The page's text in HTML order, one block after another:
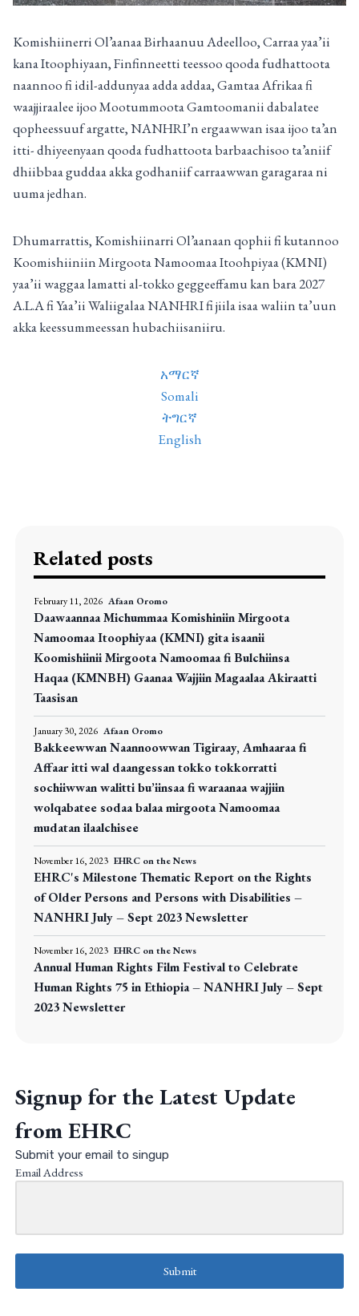
Komishiinerri Ol’aanaa Birhaanuu Adeelloo, Carraa yaa’ii
kana Itoophiyaan, Finfinneetti teessoo qooda fudhattoota
naannoo fi idil-addunyaa adda addaa, Gamtaa Afrikaa fi
waajjiraalee ijoo Mootummoota Gamtoomanii dabalatee
qopheessuuf argatte, NANHRI’n ergaawwan isaa ijoo ta’an
itti- dhiyeenyaan qooda fudhattoota barbaachisoo ta’aniif
dhiibbaa guddaa akka godhaniif carraawwan garagaraa ni
uuma jedhan.
Dhumarrattis, Komishiinarri Ol’aanaan qophii fi kutannoo
Koomishiiniin Mirgoota Namoomaa Itoohpiyaa (KMNI)
yaa’ii waggaa lamatti al-tokko geggeeffamu kan bara 2027
A.L.A fi Yaa’ii Waliigalaa NANHRI fi jiila isaa waliin ta’uun
akka keessummeessan hubachiisaniiru.
አማርኛ
Somali
ትግርኛ
English
Related posts
February 11, 2026 Afaan Oromo
Daawaannaa Michummaa Komishiniin Mirgoota
Namoomaa Itoophiyaa (KMNI) gita isaanii
Koomishiinii Mirgoota Namoomaa fi Bulchiinsa
Haqaa (KMNBH) Gaanaa Wajjiin Magaalaa Akiraatti
Taasisan
January 30, 2026 Afaan Oromo
Bakkeewwan Naannoowwan Tigiraay, Amhaaraa fi
Affaar itti wal daangessan tokko tokkorratti
sochiiwwan walitti bu’iinsaa fi waraanaa wajjiin
wolqabatee sodaa balaa mirgoota Namoomaa
mudatan ilaalchisee
November 16, 2023 EHRC on the News
EHRC's Milestone Thematic Report on the Rights
of Older Persons and Persons with Disabilities –
NANHRI July – Sept 2023 Newsletter
November 16, 2023 EHRC on the News
Annual Human Rights Film Festival to Celebrate
Human Rights 75 in Ethiopia – NANHRI July – Sept
2023 Newsletter
Signup for the Latest Update
from EHRC
Submit your email to singup
Email Address
Submit